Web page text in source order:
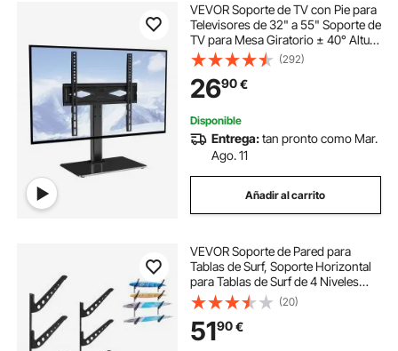
VEVOR Soporte de TV con Pie para
Televisores de 32" a 55" Soporte de
TV para Mesa Giratorio ± 40° Altura
Ajustable 61,5-67 cm Soporte de TV
Universal Carga 41 kg Max VESA
400x400 mm Casa Oficina Clase
(292)
2690€
Disponible
Entrega:tan pronto como Mar.
Ago. 11
Añadir al carrito
VEVOR Soporte de Pared para
Tablas de Surf, Soporte Horizontal
para Tablas de Surf de 4 Niveles
para Almacenamiento y Exhibición,
Organizador Ajustable para
Kiteboards, Esquís y Snowboards,
Negro
(20)
5190€